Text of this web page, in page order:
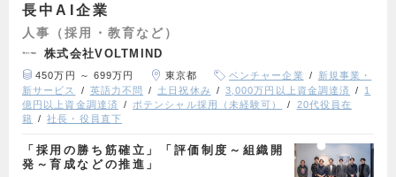
長中AI企業
人事（採用・教育など）
株式会社VOLTMIND
450万円 ～ 699万円 東京都 ベンチャー企業
新規事業・
新サービス
英語力不問 土日祝休み 3,000万円以上資金調達済
1
億円以上資金調達済
ポテンシャル採用（未経験可）
20代役員在
籍
社長・役員直下
「採用の勝ち筋確立」「評価制度～組織開
発～育成などの推進」